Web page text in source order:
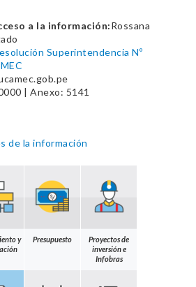
a la información:Rossana
Superintendencia Nº
| Anexo: 5141
de la información
y
Presupuesto
Proyectos de
inversión e
Infobras